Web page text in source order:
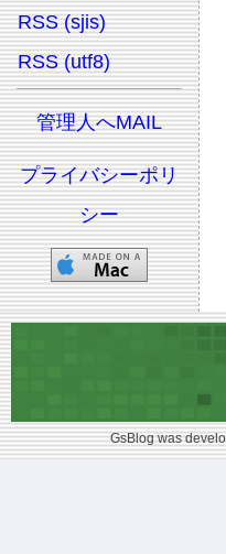
RSS (sjis)
RSS (utf8)
管理人へMAIL
プライバシーポリ
シー
GsBlog was